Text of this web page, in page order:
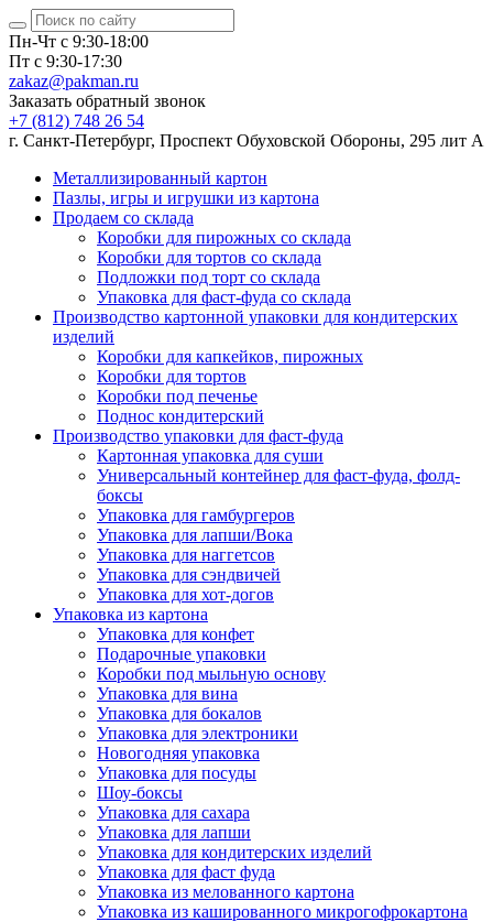
Пн-Чт с 9:30-18:00
Пт с 9:30-17:30
zakaz@pakman.ru
Заказать обратный звонок
+7 (812) 748 26 54
г. Санкт-Петербург, Проспект Обуховской Обороны, 295 лит А
Металлизированный картон
Пазлы, игры и игрушки из картона
Продаем со склада
Коробки для пирожных со склада
Коробки для тортов со склада
Подложки под торт со склада
Упаковка для фаст-фуда со склада
Производство картонной упаковки для кондитерских
изделий
Коробки для капкейков, пирожных
Коробки для тортов
Коробки под печенье
Поднос кондитерский
Производство упаковки для фаст-фуда
Картонная упаковка для суши
Универсальный контейнер для фаст-фуда, фолд-
боксы
Упаковка для гамбургеров
Упаковка для лапши/Вока
Упаковка для наггетсов
Упаковка для сэндвичей
Упаковка для хот-догов
Упаковка из картона
Упаковка для конфет
Подарочные упаковки
Коробки под мыльную основу
Упаковка для вина
Упаковка для бокалов
Упаковка для электроники
Новогодняя упаковка
Упаковка для посуды
Шоу-боксы
Упаковка для сахара
Упаковка для лапши
Упаковка для кондитерских изделий
Упаковка для фаст фуда
Упаковка из мелованного картона
Упаковка из кашированного микрогофрокартона